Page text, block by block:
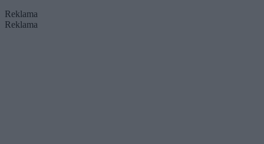
Reklama
Reklama